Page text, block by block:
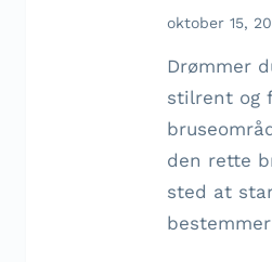
oktober 15,
Drømmer
stilrent og
den rette
sted at